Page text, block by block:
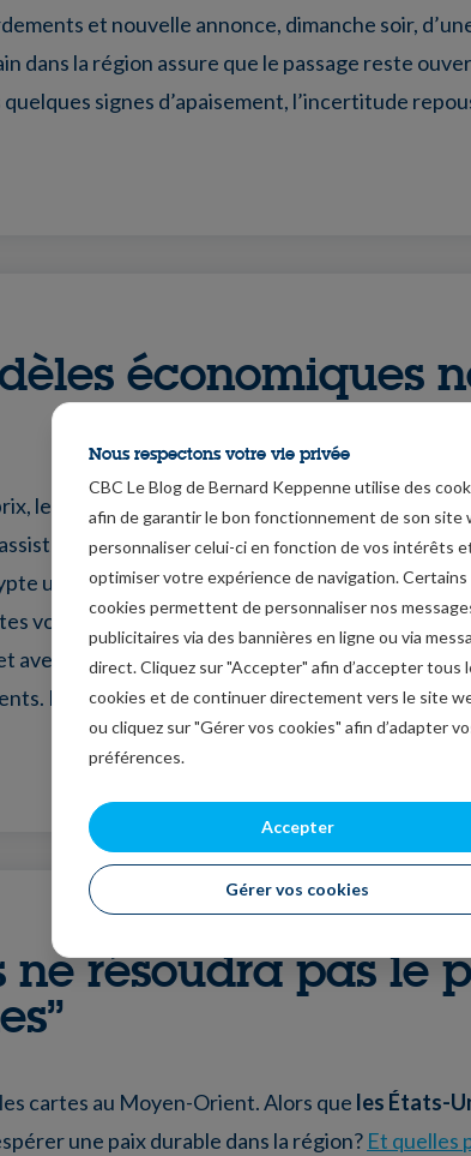
et nouvelle annonce, dimanche soir,
dans la région assure que le passage reste
signes d’apaisement, l’incertitude
économiques
le pétrole chute malgré les tensions
à un changement de paradigme
un monde où les anciens modèles semblent
vous proposent différents podcasts sur les
un accent clair sur l’économie et les
De manière indépendante, pertinente,
ne résoudra pas le
cartes au Moyen-Orient. Alors que les États-
une paix durable dans la région? Et quelles
Nous respectons votre vie privée
CBC Le Blog de Bernard Keppenne utilise des
afin de garantir le bon fonctionnement de son site
personnaliser celui-ci en fonction de vos intérêts
optimiser votre expérience de navigation. Certains
cookies permettent de personnaliser nos
publicitaires via des bannières en ligne ou via
direct. Cliquez sur "Accepter" afin d’accepter tous
cookies et de continuer directement vers le site
ou cliquez sur "Gérer vos cookies" afin d’adapter
préférences.
Accepter
Gérer vos cookies